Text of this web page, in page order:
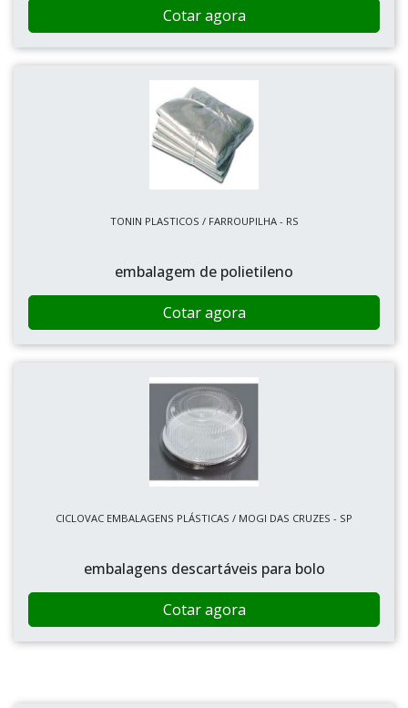
Cotar agora
TONIN PLASTICOS / FARROUPILHA - RS
embalagem de polietileno
Cotar agora
CICLOVAC EMBALAGENS PLÁSTICAS / MOGI DAS CRUZES - SP
embalagens descartáveis para bolo
Cotar agora